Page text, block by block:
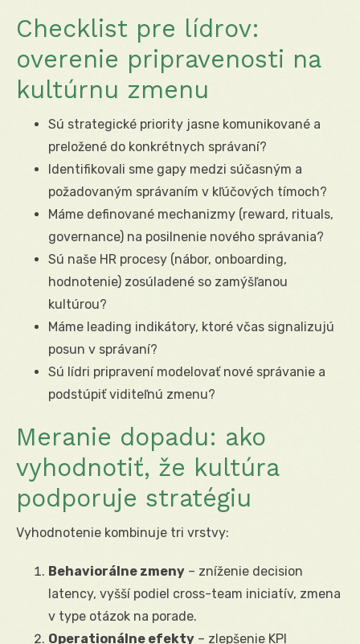
Checklist pre lídrov:
overenie pripravenosti na
kultúrnu zmenu
Sú strategické priority jasne komunikované a
preložené do konkrétnych správaní?
Identifikovali sme gapy medzi súčasným a
požadovaným správaním v kľúčových tímoch?
Máme definované mechanizmy (reward, rituals,
governance) na posilnenie nového správania?
Sú naše HR procesy (nábor, onboarding,
hodnotenie) zosúladené so zamýšľanou
kultúrou?
Máme leading indikátory, ktoré včas signalizujú
posun v správaní?
Sú lídri pripravení modelovať nové správanie a
podstúpiť viditeľnú zmenu?
Meranie dopadu: ako
vyhodnotiť, že kultúra
podporuje stratégiu
Vyhodnotenie kombinuje tri vrstvy:
Behaviorálne zmeny – zníženie decision
latency, vyšší podiel cross-team iniciatív, zmena
v type otázok na porade.
Operationálne efekty – zlepšenie KPI